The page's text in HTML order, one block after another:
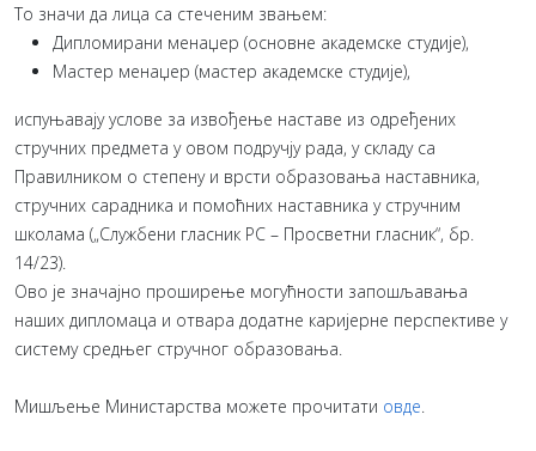
То значи да лица са стеченим звањем:
Дипломирани менаџер (основне академске студије),
Мастер менаџер (мастер академске студије),
испуњавају услове за извођење наставе из одређених
стручних предмета у овом подручју рада, у складу са
Правилником о степену и врсти образовања наставника,
стручних сарадника и помоћних наставника у стручним
школама („Службени гласник РС – Просветни гласник“, бр.
14/23).
Ово је значајно проширење могућности запошљавања
наших дипломаца и отвара додатне каријерне перспективе у
систему средњег стручног образовања.
Мишљење Министарства можете прочитати овде.